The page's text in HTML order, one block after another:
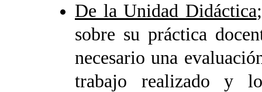
De la Unidad Didáctica
sobre su práctica
necesario una
trabajo realizado y